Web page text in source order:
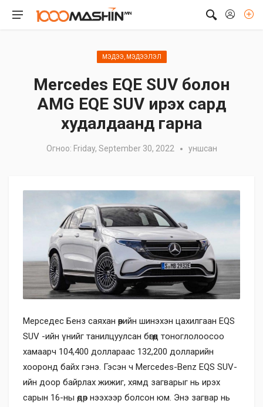
МЭДЭЭ, МЭДЭЭЛЭЛ
Mercedes EQE SUV болон
AMG EQE SUV ирэх сард
худалдаанд гарна
Огноо: Friday, September 30, 2022 уншсан
Мерседес Бенз саяхан өөрийн шинэхэн цахилгаан EQS
SUV -ийн үнийг танилцуулсан бөгөөд тоноглолоосоо
хамаарч 104,400 доллараас 132,200 долларийн
хооронд байх гэнэ. Гэсэн ч Mercedes-Benz EQS SUV-
ийн доор байрлах жижиг, хямд загварыг нь ирэх
сарын 16-ны өдөр нээхээр болсон юм. Энэ загвар нь